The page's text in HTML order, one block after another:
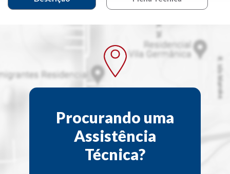
Procurando uma
Assistência
Técnica?